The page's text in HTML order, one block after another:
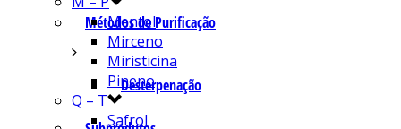
Métodos de Purificação
Desterpenação
Mentol
Mirceno
Miristicina
Pineno
Q – T
Safrol